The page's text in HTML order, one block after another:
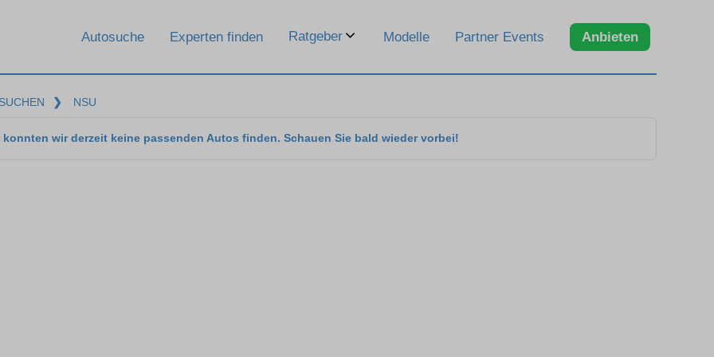
Autosuche Experten finden Ratgeber Modelle Partner Events Anbieten
❯ NSU
konnten wir derzeit keine passenden Autos finden. Schauen Sie bald wieder vorbei!